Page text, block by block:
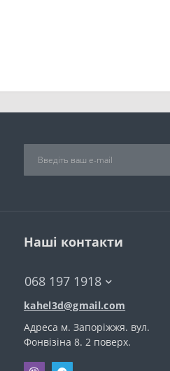
Наші контакти
068 197 1918
kahel3d@gmail.com
Адреса м. Запоріжжя. вул.
Фонвiзiна 8. 2 поверх.